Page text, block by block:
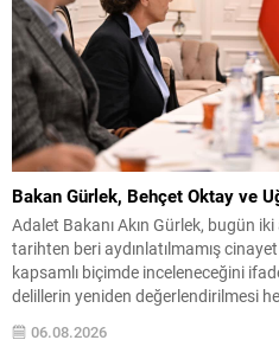
Bakan Gürlek, Behçet Oktay ve
Adalet Bakanı Akın Gürlek, bugün
tarihten beri aydınlatılmamış
kapsamlı biçimde inceleneceğini
delillerin yeniden değerlendirilmesi
06.08.2026